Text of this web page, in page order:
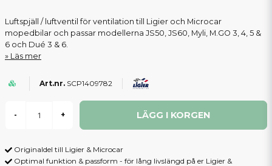
Luftspjäll / luftventil för ventilation till Ligier och Microcar
mopedbilar och passar modellerna JS50, JS60, Myli, M.GO 3, 4, 5 &
6 och Dué 3 & 6.
Läs mer
SCP1409782
- + LÄGG I KORGEN
Originaldel till Ligier & Microcar
Optimal funktion & passform - för lång livslängd på er Ligier &